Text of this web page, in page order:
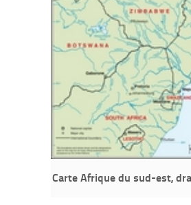
Carte Afrique du sud-est,